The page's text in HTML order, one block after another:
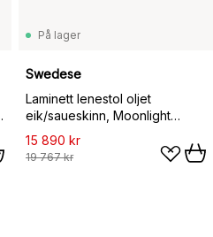
På lager
Swedese
Laminett lenestol oljet
eik/saueskinn, Moonlight
(beige)
15 890 kr
19 767 kr